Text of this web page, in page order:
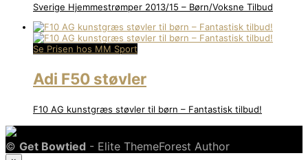
Sverige Hjemmestrømper 2013/15 – Børn/Voksne Tilbud
Se Prisen hos MM Sport
Adi F50 støvler
F10 AG kunstgræs støvler til børn – Fantastisk tilbud!
© Get Bowtied - Elite ThemeForest Author